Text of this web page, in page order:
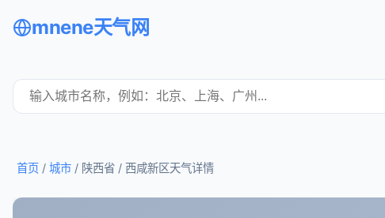
mnene天气网
首页 / 城市 / 陕西省 / 西咸新区天气详情